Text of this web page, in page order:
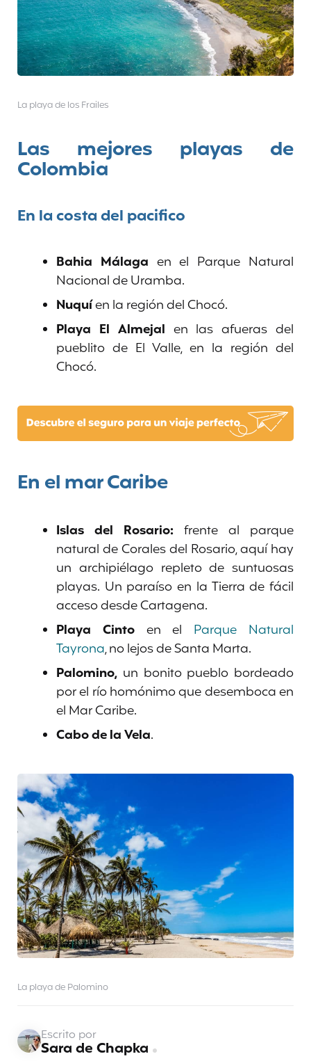
La playa de los Frailes
Las mejores playas de
Colombia
En la costa del pacifico
Bahia Málaga en el Parque Natural
Nacional de Uramba.
Nuquíen la región del Chocó.
Playa El Almejal en las afueras del
pueblito de El Valle, en la región del
Chocó.
En el mar Caribe
Islas del Rosario: frente al parque
natural de Corales del Rosario, aquí hay
un archipiélago repleto de suntuosas
playas. Un paraíso en la Tierra de fácil
acceso desde Cartagena.
Playa Cintoen el Parque Natural
Tayrona, no lejos de Santa Marta.
Palomino, un bonito pueblo bordeado
por el río homónimo que desemboca en
el Mar Caribe.
Cabo de la Vela.
La playa de Palomino
Escrito por
Sara de Chapka